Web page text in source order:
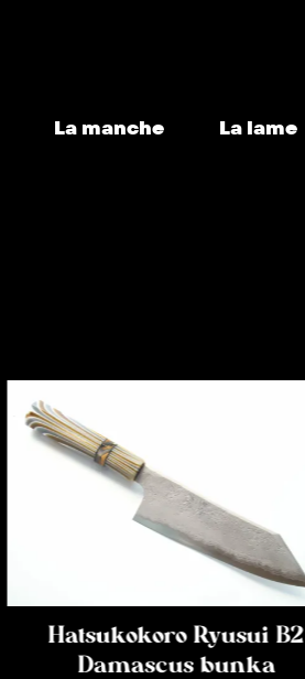
La manche La lame
Hatsukokoro Ryusui B2
Damascus bunka